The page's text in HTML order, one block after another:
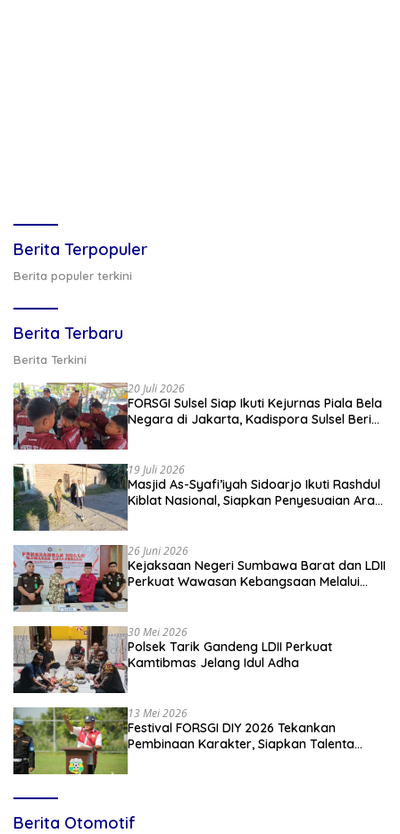
Berita Terpopuler
Berita populer terkini
Berita Terbaru
Berita Terkini
20 Juli 2026
FORSGI Sulsel Siap Ikuti Kejurnas Piala Bela
Negara di Jakarta, Kadispora Sulsel Beri
19 Juli 2026
Masjid As-Syafi’iyah Sidoarjo Ikuti Rashdul
Kiblat Nasional, Siapkan Penyesuaian Arah
26 Juni 2026
Kejaksaan Negeri Sumbawa Barat dan LDII
Perkuat Wawasan Kebangsaan Melalui
30 Mei 2026
Polsek Tarik Gandeng LDII Perkuat
Kamtibmas Jelang Idul Adha
13 Mei 2026
Festival FORSGI DIY 2026 Tekankan
Pembinaan Karakter, Siapkan Talenta
Berita Otomotif